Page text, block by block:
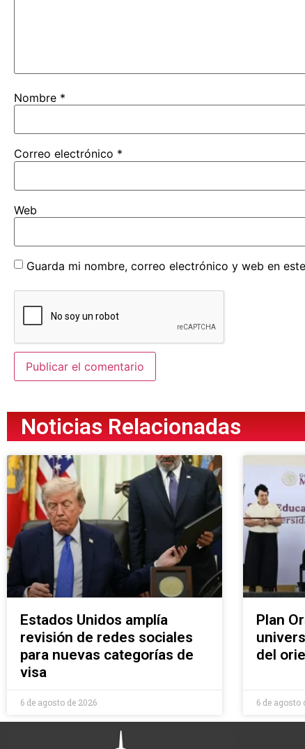
Nombre *
Correo electrónico *
Web
Guarda mi nombre, correo electrónico y web en
Noticias Relacionadas
Estados Unidos amplía
revisión de redes sociales
para nuevas categorías de
visa
6 de agosto de 2026
Plan
del
6 de agosto